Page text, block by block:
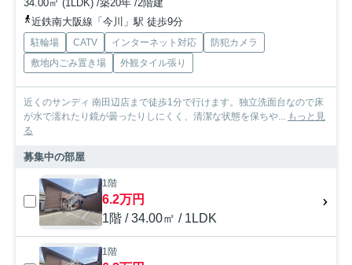
34.00㎡ (1LDK) /築20年 /2階建
近鉄南大阪線「今川」駅 徒歩9分
駐輪場 CATV インターネット対応
防犯カメラ
敷地内ごみ置き場
外観タイル張り
近くのサンディ 南田辺店まで徒歩1分で行けます。独立洗面台なので床
が水で濡れたり鏡が曇ったりしにくく、清潔な状態を保ちや... もっと見
る
募集中の部屋
1階
6.2万円
1階 / 34.00㎡ / 1LDK
1階